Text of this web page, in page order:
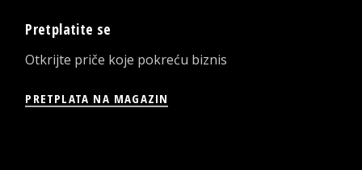
Pretplatite se
Otkrijte priče koje pokreću biznis
PRETPLATA NA MAGAZIN